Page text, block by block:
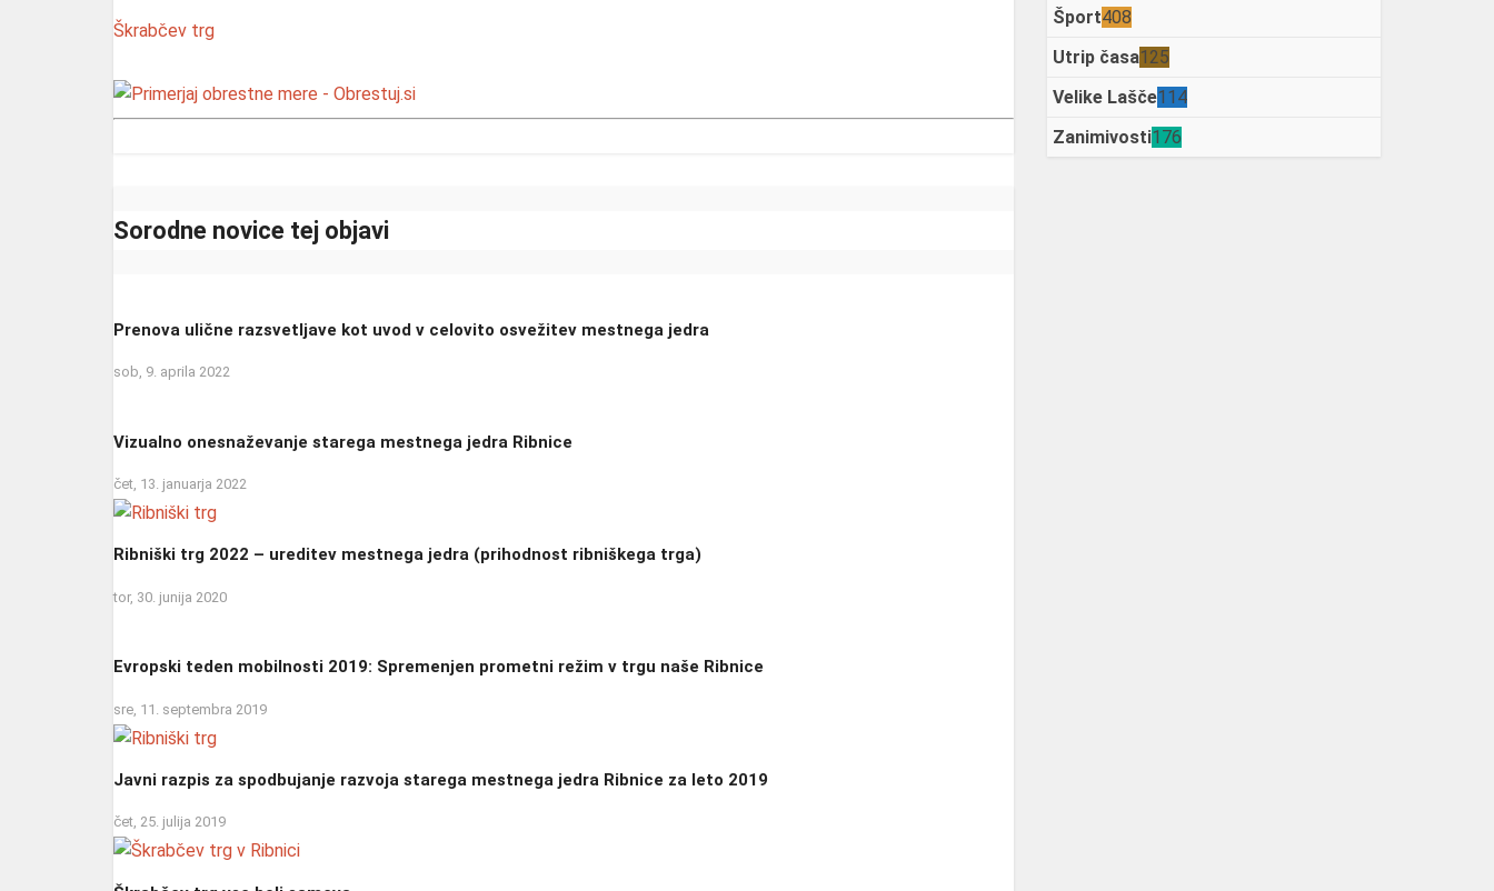
Škrabčev trg
Sorodne novice tej objavi
Prenova ulične razsvetljave kot uvod v celovito osvežitev mestnega jedra
sob, 9. aprila 2022
Vizualno onesnaževanje starega mestnega jedra Ribnice
čet, 13. januarja 2022
Ribniški trg 2022 – ureditev mestnega jedra (prihodnost ribniškega trga)
tor, 30. junija 2020
Evropski teden mobilnosti 2019: Spremenjen prometni režim v trgu naše Ribnice
sre, 11. septembra 2019
Javni razpis za spodbujanje razvoja starega mestnega jedra Ribnice za leto 2019
čet, 25. julija 2019
Šport408
Utrip časa125
Velike Lašče114
Zanimivosti176